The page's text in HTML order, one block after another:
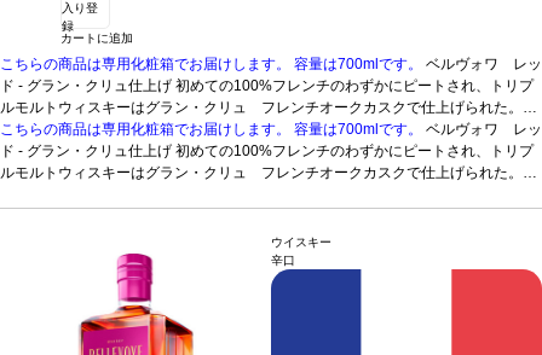
入り登
録
カートに追加
こちらの商品は専用化粧箱でお届けします。 容量は700mlです。
ベルヴォワ レッ
ド - グラン・クリュ仕上げ初めての100%フレンチのわずかにピートされ、トリプ
ルモルトウィスキーはグラン・クリュ フレンチオークカスクで仕上げられた。5 -
10年のシングルモルトウィスキーをブレンド。テイスティングノート微かにピー
トされたトリプルモルトウィスキー。力強く、複雑な香り。力強く、長い余韻を持
つフルーティーな風味。繊細でエレガントな後味を持つ。アルザス、ロレーヌ、北
こちらの商品は専用化粧箱でお届けします。 容量は700mlです。
ベルヴォワ レッ
ド - グラン・クリュ仕上げ初めての100%フレンチのわずかにピートされ、トリプ
ルモルトウィスキーはグラン・クリュ フレンチオークカスクで仕上げられた。5 -
つフルーティーな風味。繊細でエレガントな後味を持つ。アルザス、ロレーヌ、北
フランスの3地域からの３つの100%フレンチシングルモルトウィスキーをブレンド
して造られた。シングルモルトウィスキーは5年から10年熟成される。
ウイスキー
辛口